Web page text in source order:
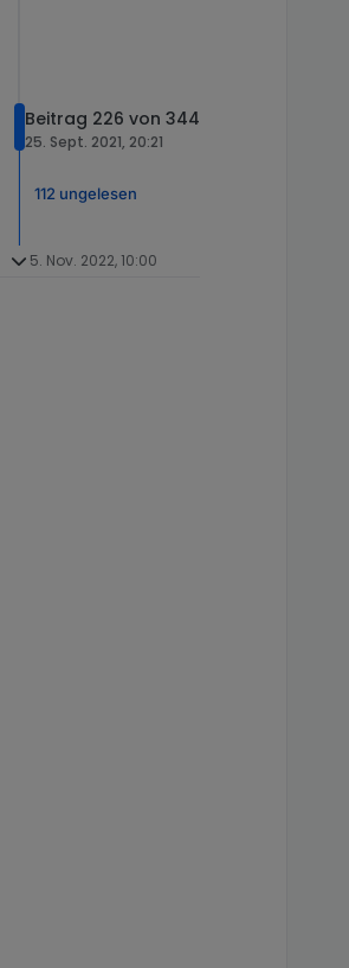
Beitrag 226 von 344
25. Sept. 2021, 20:21
112 ungelesen
5. Nov. 2022, 10:00